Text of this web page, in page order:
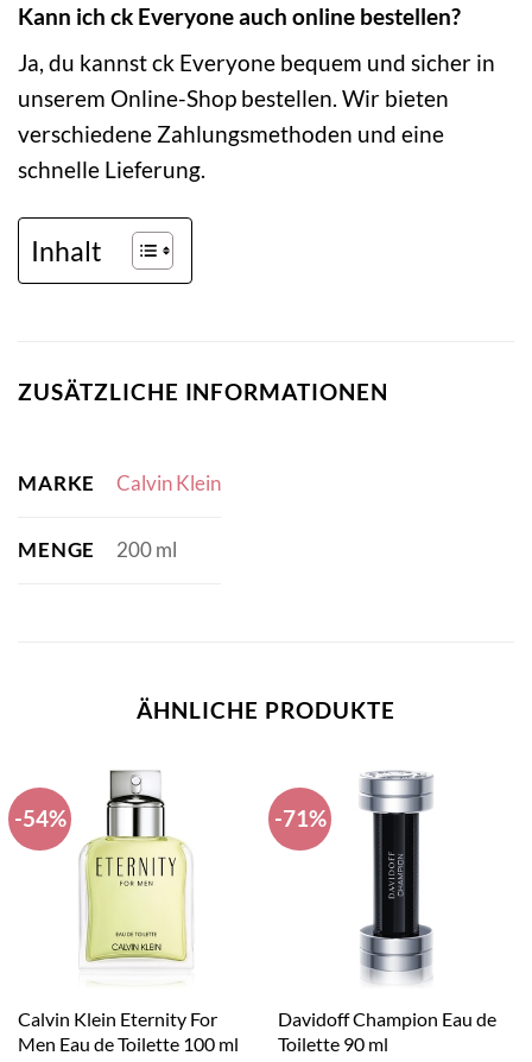
Kann ich ck Everyone auch online bestellen?
Ja, du kannst ck Everyone bequem und sicher in
unserem Online-Shop bestellen. Wir bieten
verschiedene Zahlungsmethoden und eine
schnelle Lieferung.
Inhalt
ZUSÄTZLICHE INFORMATIONEN
MARKE Calvin Klein
MENGE 200 ml
ÄHNLICHE PRODUKTE
-54%
Calvin Klein Eternity For
Men Eau de Toilette 100 ml
-71%
Davidoff Champion Eau de
Toilette 90 ml